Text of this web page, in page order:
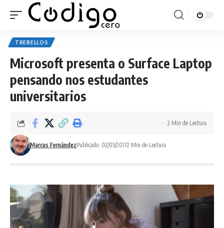
TREBELLOS
Microsoft presenta o Surface Laptop
pensando nos estudantes
universitarios
Marcus FernándezPublicado: 02/05/20172 Min de Lectura
2 Min de Lectura